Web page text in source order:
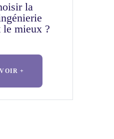
la
mieux ?
+